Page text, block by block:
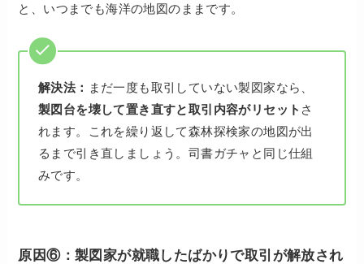
と、いつまでも海洋の地図のままです。
解決法： まだ一度も取引していない製図家なら、
製図台を壊して置き直すと取引内容がリセット さ
れます。これを繰り返して森林探検家の地図が出
るまで引き直しましょう。司書ガチャと同じ仕組
みです。
原因⑥：製図家が就職したばかりで取引が解放され